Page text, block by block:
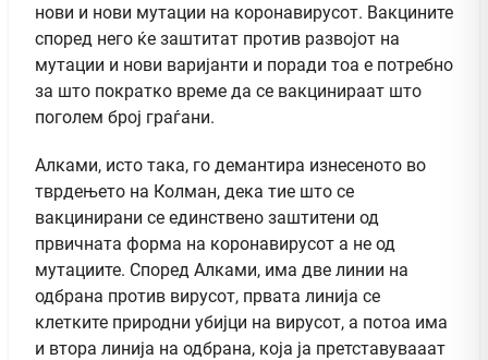
нови и нови мутации на коронавирусот. Вакцините
според него ќе заштитат против развојот на
мутации и нови варијанти и поради тоа е потребно
за што пократко време да се вакцинираат што
поголем број граѓани.
Алками, исто така, го демантира изнесеното во
тврдењето на Колман, дека тие што се
вакцинирани се единствено заштитени од
првичната форма на коронавирусот а не од
мутациите. Според Алками, има две линии на
одбрана против вирусот, првата линија се
клетките природни убијци на вирусот, а потоа има
и втора линија на одбрана, која ја претставувааат